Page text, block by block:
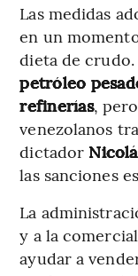
Las medidas
en un
dieta de
petróleo
refinerías,
venezolanos
dictador
las sanciones
La
y a la
ayudar a